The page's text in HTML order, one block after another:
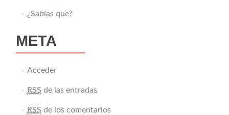
¿Sabías que?
META
Acceder
RSS de las entradas
RSS de los comentarios